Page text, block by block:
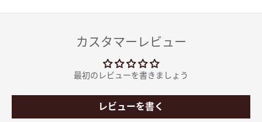
カスタマーレビュー
最初のレビューを書きましょう
レビューを書く